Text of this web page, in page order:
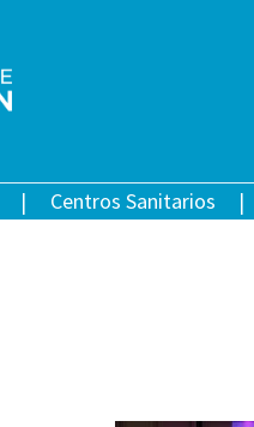
Centros Sanitarios